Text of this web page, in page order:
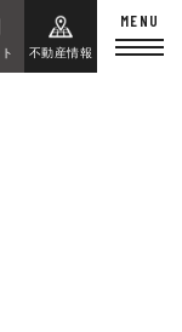
不動産情報